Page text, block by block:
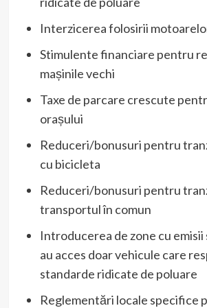
Interzicerea folosirii
Stimulente financiare pentru
mașinile vechi
Taxe de parcare crescute
orașului
Reduceri/bonusuri pentru
cu bicicleta
Reduceri/bonusuri pentru
transportul în comun
Introducerea de zone cu
au acces doar vehicule care
standarde ridicate de poluare
Reglementări locale specifice